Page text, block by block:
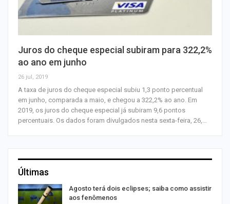
Juros do cheque especial subiram para 322,2%
ao ano em junho
26 jul, 2019
A taxa de juros do cheque especial subiu 1,3 ponto percentual
em junho, comparada a maio, e chegou a 322,2% ao ano. Em
2019, os juros do cheque especial já subiram 9,6 pontos
percentuais. Os dados foram divulgados nesta sexta-feira, 26,…
Últimas
Agosto terá dois eclipses; saiba como assistir
aos fenômenos